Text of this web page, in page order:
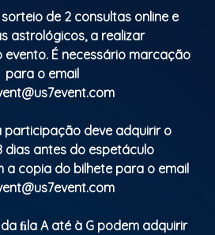
de 2 consultas online e
astrológicos, a realizar
evento. É necessário marcação
para o email
participação deve adquirir o
dias antes do espetáculo
a copia do bilhete para o email
ﬁla A até à G podem adquirir